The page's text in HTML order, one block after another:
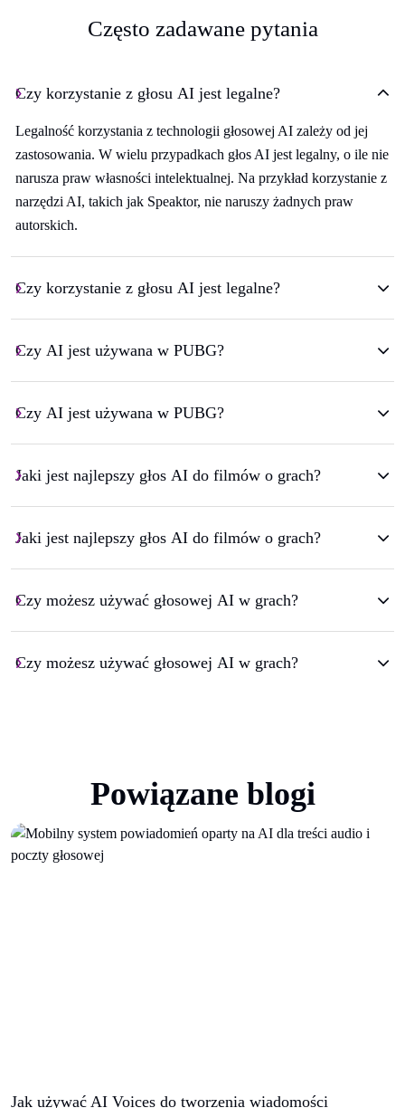
Często zadawane pytania
Czy korzystanie z głosu AI jest legalne?
Legalność korzystania z technologii głosowej AI zależy od jej
zastosowania. W wielu przypadkach głos AI jest legalny, o ile nie
narusza praw własności intelektualnej. Na przykład korzystanie z
narzędzi AI, takich jak Speaktor, nie naruszy żadnych praw
autorskich.
Czy korzystanie z głosu AI jest legalne?
Czy AI jest używana w PUBG?
Czy AI jest używana w PUBG?
Jaki jest najlepszy głos AI do filmów o grach?
Jaki jest najlepszy głos AI do filmów o grach?
Czy możesz używać głosowej AI w grach?
Czy możesz używać głosowej AI w grach?
Powiązane blogi
Jak używać AI Voices do tworzenia wiadomości